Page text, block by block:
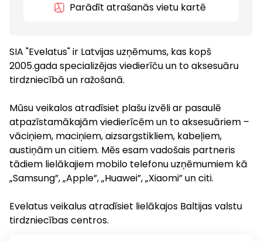
Parādīt atrašanās vietu kartē
SIA "Evelatus" ir Latvijas uzņēmums, kas kopš
2005.gada specializējas viedierīču un to aksesuāru
tirdzniecībā un ražošanā.
Mūsu veikalos atradīsiet plašu izvēli ar pasaulē
atpazīstamākajām viedierīcēm un to aksesuāriem –
vāciņiem, maciņiem, aizsargstikliem, kabeļiem,
austiņām un citiem. Mēs esam vadošais partneris
tādiem lielākajiem mobilo telefonu uzņēmumiem kā
„Samsung”, „Apple”, „Huawei”, „Xiaomi” un citi.
Evelatus veikalus atradīsiet lielākajos Baltijas valstu
tirdzniecības centros.